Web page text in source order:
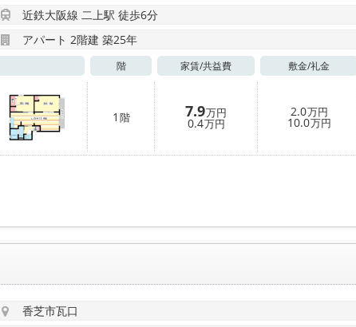
近鉄大阪線 二上駅 徒歩6分
アパート 2階建 築25年
階 家賃/共益費 敷金/礼金
1 階 7.9万円
0.4万円
2.0万円
10.0万円
香芝市瓦口